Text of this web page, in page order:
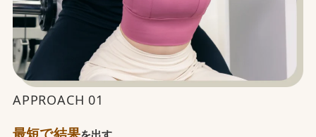
APPROACH 01